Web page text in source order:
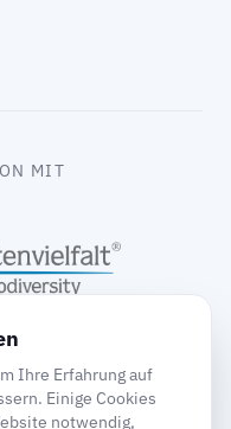
MIT
Ihre Erfahrung auf
Einige Cookies
notwendig,